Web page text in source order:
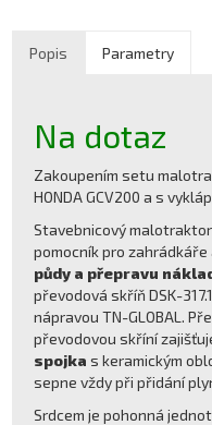
Popis Parametry
Na dotaz
Zakoupením setu
HONDA GCV200 a s
Stavebnicový malotraktor
pomocník pro
půdy a přepravu
převodová skříň DSK-
nápravou TN-GLOBAL.
převodovou skříní
spojka s keramickým
sepne vždy při přidání
Srdcem je pohonná